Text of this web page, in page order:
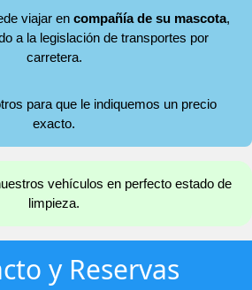
viajar en compañía de su mascota,
a la legislación de transportes por
carretera.
para que le indiquemos un precio
exacto.
vehículos en perfecto estado de
limpieza.
y Reservas